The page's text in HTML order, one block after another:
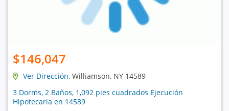
$146,047
Ver Dirección, Williamson, NY 14589
3 Dorms, 2 Baños, 1,092 pies cuadrados Ejecución
Hipotecaria en 14589